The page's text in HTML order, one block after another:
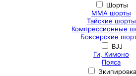
Шорты
ММА шорты
Тайские шорты
Компрессионные
Боксерские
BJJ
Ги, Кимоно
Пояса
Экипировка